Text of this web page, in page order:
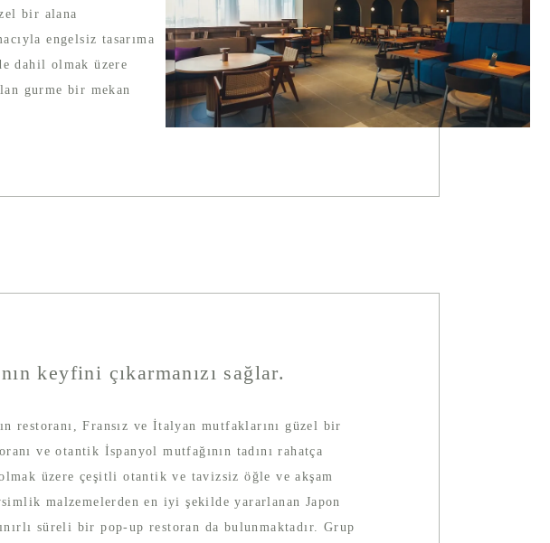
bir alana
engelsiz tasarıma
dahil olmak üzere
gurme bir mekan
keyfini çıkarmanızı sağlar.
restoranı, Fransız ve İtalyan mutfaklarını güzel bir
ve otantik İspanyol mutfağının tadını rahatça
üzere çeşitli otantik ve tavizsiz öğle ve akşam
malzemelerden en iyi şekilde yararlanan Japon
süreli bir pop-up restoran da bulunmaktadır. Grup